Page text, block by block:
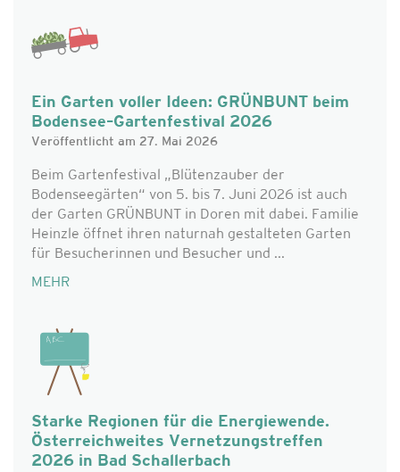
Ein Garten voller Ideen: GRÜNBUNT beim
Bodensee–Gartenfestival 2026
Veröffentlicht am 27. Mai 2026
Beim Gartenfestival „Blütenzauber der
Bodenseegärten“ von 5. bis 7. Juni 2026 ist auch
der Garten GRÜNBUNT in Doren mit dabei. Familie
Heinzle öffnet ihren naturnah gestalteten Garten
für Besucherinnen und Besucher und ...
MEHR
Starke Regionen für die Energiewende.
Österreichweites Vernetzungstreffen
2026 in Bad Schallerbach